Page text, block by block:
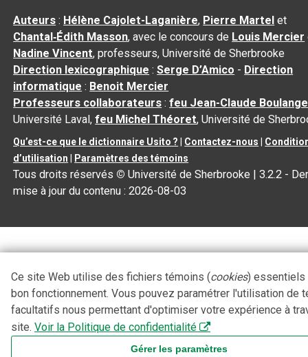
Auteurs : Hélène Cajolet-Laganière, Pierre Martel et
Chantal‑Édith Masson, avec le concours de Louis Mercier
Nadine Vincent, professeurs, Université de Sherbrooke
Direction lexicographique :Serge D’Amico - Direction
informatique : Benoit Mercier
Professeurs collaborateurs :feu Jean-Claude
Université Laval,feu Michel Théoret, Université de
Qu’est-ce que le dictionnaire Usito ? Contactez-nous
d’utilisation
Paramètres des témoins
Tous droits réservés © Université de Sherbrooke |3.2.2 -
mise à jour du contenu :2026-08-03
Ce site Web utilise des fichiers témoins (cookies) essentiels
bon fonctionnement. Vous pouvez paramétrer l'utilisation de
facultatifs nous permettant d'optimiser votre expérience à
site. Voir la Politique de confidentialité
Gérer les paramètres